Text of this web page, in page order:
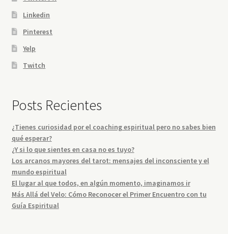
Linkedin
Pinterest
Yelp
Twitch
Posts Recientes
¿Tienes curiosidad por el coaching espiritual pero no sabes bien
qué esperar?
¿Y si lo que sientes en casa no es tuyo?
Los arcanos mayores del tarot: mensajes del inconsciente y el
mundo espiritual
El lugar al que todos, en algún momento, imaginamos ir
Más Allá del Velo: Cómo Reconocer el Primer Encuentro con tu
Guía Espiritual